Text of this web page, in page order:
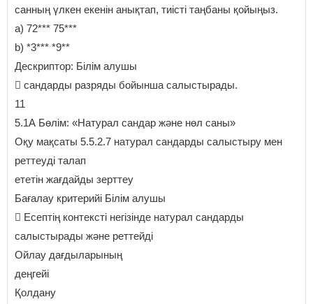
санның үлкен екенін анықтап, тиісті таңбаны қойыңыз.
a) 72*** 75***
b) *3*** *9**
Дескриптор: Білім алушы
 сандарды разряды бойынша салыстырады.
11
5.1А Бөлім: «Натурал сандар және нөл саны»
Оқу мақсаты 5.5.2.7 натурал сандарды салыстыру мен
реттеуді талап
ететін жағдайды зерттеу
Бағалау критерийі Білім алушы
 Есептің контексті негізінде натурал сандарды
салыстырады және реттейді
Ойлау дағдыларының
деңгейі
Қолдану